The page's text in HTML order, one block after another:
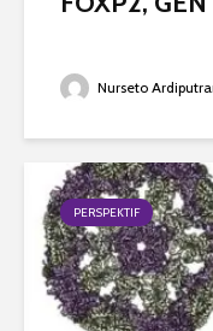
Nurseto
PERSPEKTIF